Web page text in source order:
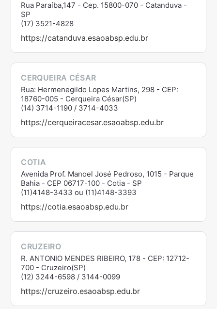
Rua Paraíba,147 - Cep. 15800-070 - Catanduva -
SP
(17) 3521-4828
https://catanduva.esaoabsp.edu.br
CERQUEIRA CÉSAR
Rua: Hermenegildo Lopes Martins, 298 - CEP:
18760-005 - Cerqueira César(SP)
(14) 3714-1190 / 3714-4033
https://cerqueiracesar.esaoabsp.edu.br
COTIA
Avenida Prof. Manoel José Pedroso, 1015 - Parque
Bahia - CEP 06717-100 - Cotia - SP
(11)4148-3433 ou (11)4148-3393
https://cotia.esaoabsp.edu.br
CRUZEIRO
R. ANTONIO MENDES RIBEIRO, 178 - CEP: 12712-
700 - Cruzeiro(SP)
(12) 3244-6598 / 3144-0099
https://cruzeiro.esaoabsp.edu.br